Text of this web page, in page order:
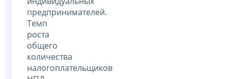
предпринимателей.
Темп
роста
общего
количества
налогоплательщиков